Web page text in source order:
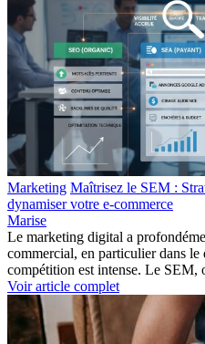
Marketing Maîtrisez le SEM :
dynamiser votre e-commerce
Marise
Le marketing digital a
commercial, en particulier dans
compétition est intense. Le SEM,
Voir article complet